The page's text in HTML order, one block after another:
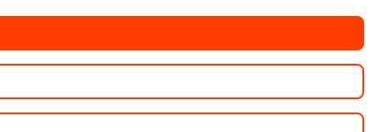
sledovat v Lepší.TV.